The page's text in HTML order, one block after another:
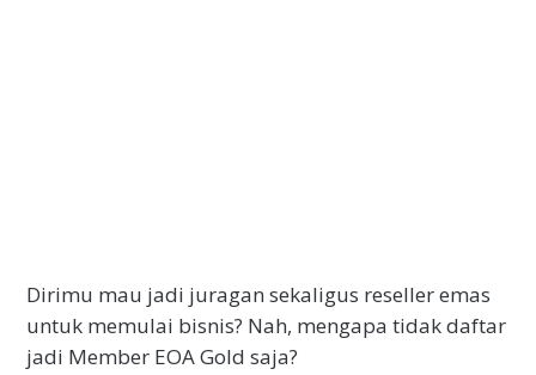
Dirimu mau jadi juragan sekaligus reseller emas
untuk memulai bisnis? Nah, mengapa tidak daftar
jadi Member EOA Gold saja?